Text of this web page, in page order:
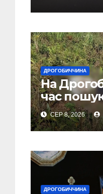
ДРОГОБИЧЧИНА
На
час
тіло
СЕР 8, 2026
ДРОГОБИЧЧИНА